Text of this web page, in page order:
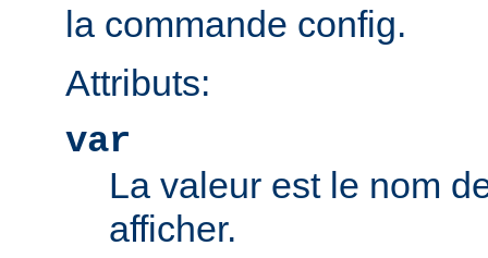
la commande config.
Attributs:
var
La valeur est le nom
afficher.